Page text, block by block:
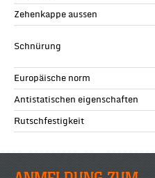
Zehenkappe aussen
Schnürung
Europäische norm
Antistatischen eigenschaften
Rutschfestigkeit